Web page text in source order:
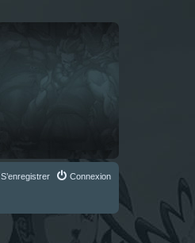
Connexion
S’enregistrer